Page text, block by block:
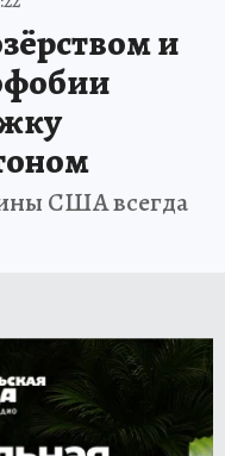
и
США всегда